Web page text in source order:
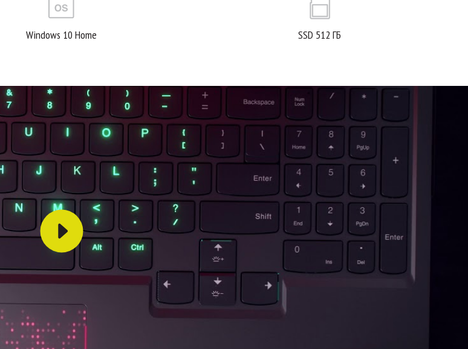
Windows 10 Home SSD 512 ГБ